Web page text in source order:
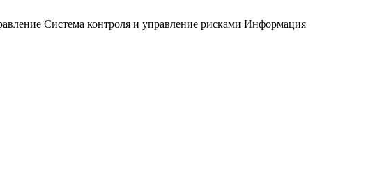
Система контроля и управление рисками Информация